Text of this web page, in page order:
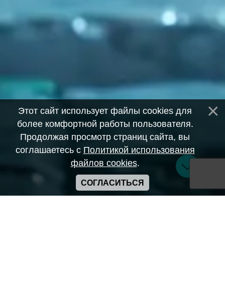
Этот сайт использует файлы cookies для
более комфортной работы пользователя.
Продолжая просмотр страниц сайта, вы
соглашаетесь с Политикой использования
файлов cookies.
СОГЛАСИТЬСЯ